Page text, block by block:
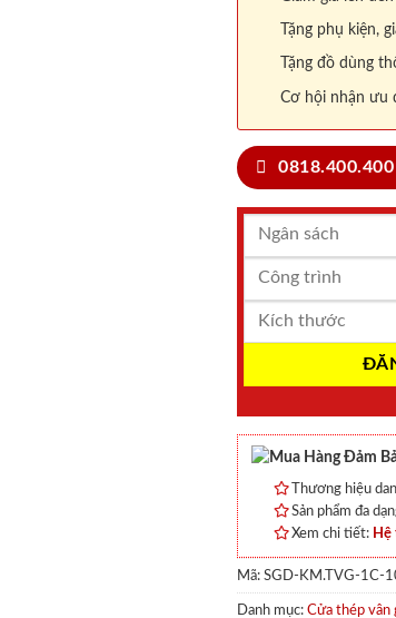
Tặng phụ kiện,
Tặng đồ dùng
Cơ hội nhận ưu
0818.400.400
Thương hiệu
Sản phẩm đa
Xem chi tiết: Hệ
Mã: SGD-KM.TVG-1C-
Danh mục: Cửa thép vân